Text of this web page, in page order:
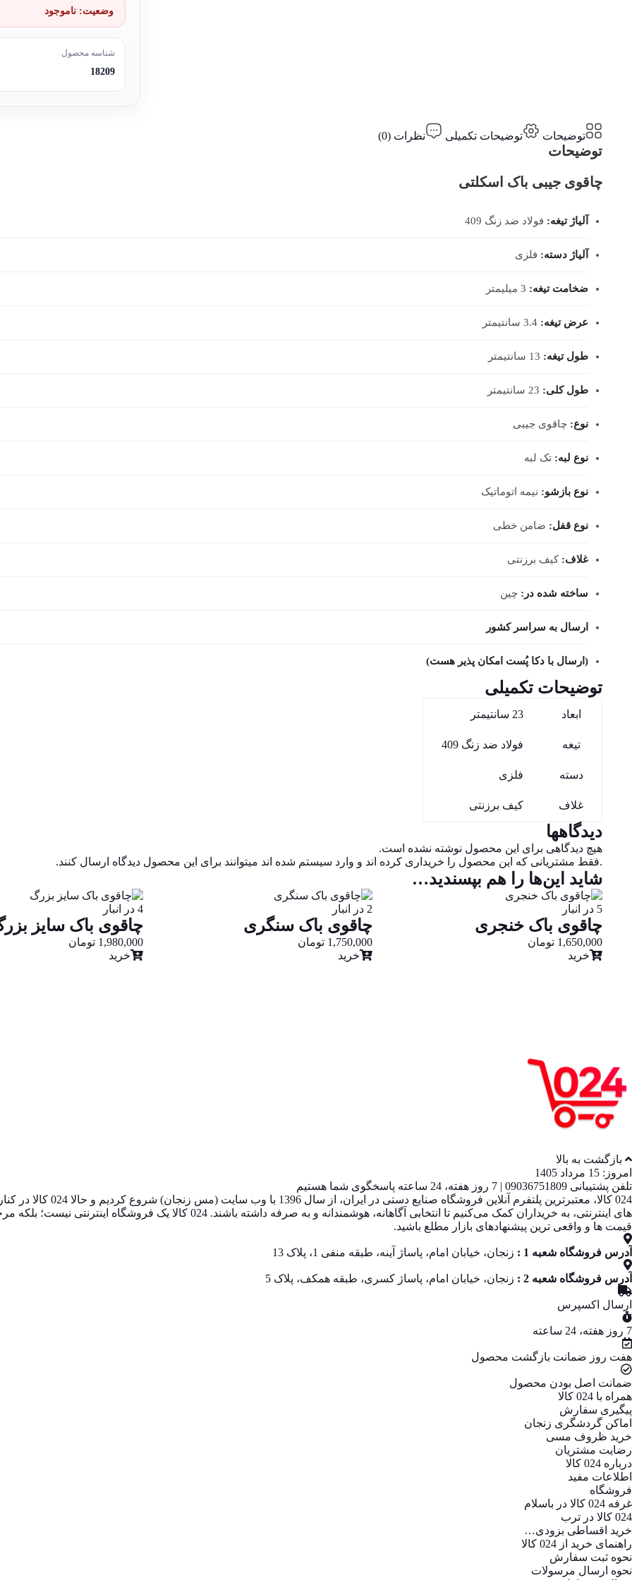
وضعیت: ناموجود
شناسه محصول
18209
توضیحات توضیحات تکمیلی نظرات (0)
توضیحات
چاقوی جیبی باک اسکلتی
آلیاژ تیغه: فولاد ضد زنگ 409
آلیاژ دسته: فلزی
ضخامت تیغه:
عرض تیغه:
طول تیغه:
طول کلی:
نوع: چاقوی جیبی
نوع لبه: تک لبه
نوع بازشو: نیمه اتوماتیک
نوع قفل: ضامن خطی
غلاف: کیف برزنتی
ساخته شده در: چین
ارسال به سراسر کشور
(ارسال با دکا پُست امکان پذیر هست)
توضیحات تکمیلی
ابعاد 23 سانتیمتر
تیغه فولاد ضد زنگ 409
دسته فلزی
غلاف کیف برزنتی
دیدگاهها
هیچ دیدگاهی برای این محصول نوشته نشده است.
.فقط مشتریانی که این محصول را خریداری کرده اند و وارد سیستم شده اند میتوانند برای این محصول دیدگاه ارسال کنند.
شاید این‌ها را هم بپسندید…
5 در انبار
چاقوی باک خنجری
1,650,000 تومان
خرید
2 در انبار
چاقوی باک سنگری
1,750,000 تومان
خرید
4 در انبار
چاقوی باک سایز
1,980,000 تومان
خرید
بازگشت به بالا
امروز: 15 مرداد 1405
تلفن پشتیبانی 09036751809 | 7 روز هفته، 24 ساعته پاسخگوی شما هستیم
024 کالا، معتبرترین
های اینترنتی، به خریداران کمک می‌کنیم تا انتخابی آگاهانه، هوشمندانه و
قیمت‌ ها و واقعی‌ ترین پیشنهادهای بازار مطلع باشید.
آدرس فروشگاه شعبه 1 : زنجان، خیابان امام، پاساژ آینه، طبقه منفی 1، پلاک 13
آدرس فروشگاه شعبه 2 : زنجان، خیابان امام، پاساژ کسری، طبقه همکف، پلاک 5
ارسال اکسپرس
7 روز هفته، 24 ساعته
هفت روز ضمانت بازگشت محصول
ضمانت اصل بودن محصول
همراه با 024 کالا
پیگیری سفارش
اماکن گردشگری زنجان
خرید ظروف مسی
رضایت مشتریان
درباره 024 کالا
اطلاعات مفید
فروشگاه
غرفه 024 کالا در باسلام
024 کالا در ترب
خرید اقساطی بزودی…
راهنمای خرید از 024 کالا
نحوه ثبت سفارش
نحوه ارسال مرسولات